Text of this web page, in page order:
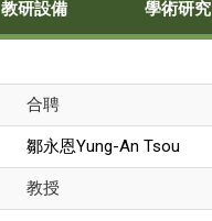
教研設備 學術研究
合聘
鄒永恩Yung-An Tsou
教授